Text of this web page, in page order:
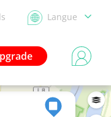
Langue